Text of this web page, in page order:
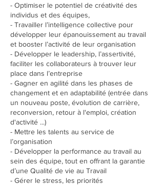
- Optimiser le potentiel de créativité des
individus et des équipes,
- Travailler l’intelligence collective pour
développer leur épanouissement au travail
et booster l’activité de leur organisation
- Développer le leadership, l’assertivité,
faciliter les collaborateurs à trouver leur
place dans l’entreprise
- Gagner en agilité dans les phases de
changement et en adaptabilité (entrée dans
un nouveau poste, évolution de carrière,
reconversion, retour à l'emploi, création
d'activité ...)
- Mettre les talents au service de
l’organisation
- Développer la performance au travail au
sein des équipe, tout en offrant la garantie
d’une Qualité de vie au Travail
- Gérer le stress, les priorités